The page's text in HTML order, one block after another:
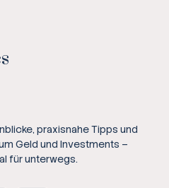
praxisnahe Tipps und
Geld und Investments –
für unterwegs.